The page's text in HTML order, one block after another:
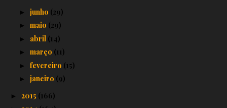
► junho (29)
► maio (29)
► abril (14)
► março (11)
► fevereiro (15)
► janeiro (9)
► 2015 (166)